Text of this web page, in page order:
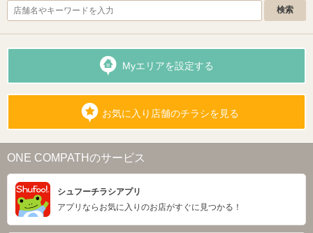
Myエリアを設定する
お気に入り店舗のチラシを見る
ONE COMPATHのサービス
シュフーチラシアプリ
アプリならお気に入りのお店がすぐに見つかる！